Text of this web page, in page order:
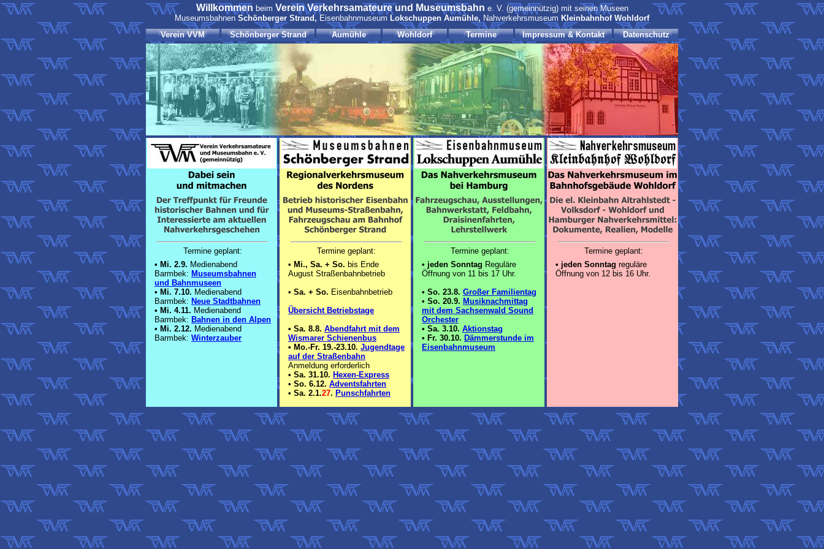
Willkommen beim Verein Verkehrsamateure und Museumsbahn e. V. (gemeinnützig) mit seinen Museen
Museumsbahnen Schönberger Strand, Eisenbahnmuseum Lokschuppen Aumühle, Nahverkehrsmuseum Kleinbahnhof Wohldorf
Verein VVM
Schönberger Strand Aumühle Wohldorf Termine Impressum & Kontakt Datenschutz
Termine geplant:
• Mi. 2.9. Medienabend
Barmbek: Museumsbahnen
und Bahnmuseen
• Mi. 7.10. Medienabend
Barmbek: Neue Stadtbahnen
• Mi. 4.11. Medienabend
Barmbek: Bahnen in den Alpen
• Mi. 2.12. Medienabend
Barmbek: Winterzauber
Termine geplant:
• Mi., Sa. + So. bis Ende
August Straßenbahnbetrieb
• Sa. + So. Eisenbahnbetrieb
Übersicht Betriebstage
• Sa. 8.8. Abendfahrt mit dem
Wismarer Schienenbus
• Mo.-Fr. 19.-23.10. Jugendtage
auf der Straßenbahn
Anmeldung erforderlich
• Sa. 31.10. Hexen-Express
• So. 6.12. Adventsfahrten
• Sa. 2.1.27. Punschfahrten
Termine geplant:
• jeden Sonntag Reguläre
Öffnung von 11 bis 17 Uhr.
• So. 23.8. Großer Familientag
• So. 20.9. Musiknachmittag
mit dem Sachsenwald Sound
Orchester
• Sa. 3.10. Aktionstag
• Fr. 30.10. Dämmerstunde im
Eisenbahnmuseum
Termine geplant:
• jeden Sonntag reguläre
Öffnung von 12 bis 16 Uhr.